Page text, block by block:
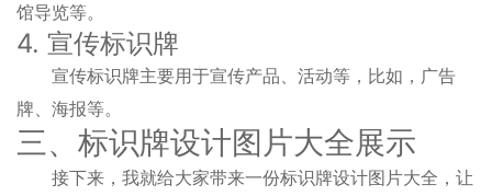
馆导览等。
4. 宣传标识牌
宣传标识牌主要用于宣传产品、活动等，比如，广告
牌、海报等。
三、标识牌设计图片大全展示
接下来，我就给大家带来一份标识牌设计图片大全，让